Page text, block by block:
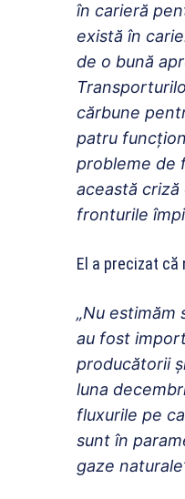
în carieră
există în
de o bună
cărbune
patru
probleme de
această criză
fronturile
El a precizat
„Nu estimăm
au fost
producătorii
luna
fluxurile pe
sunt în
gaze